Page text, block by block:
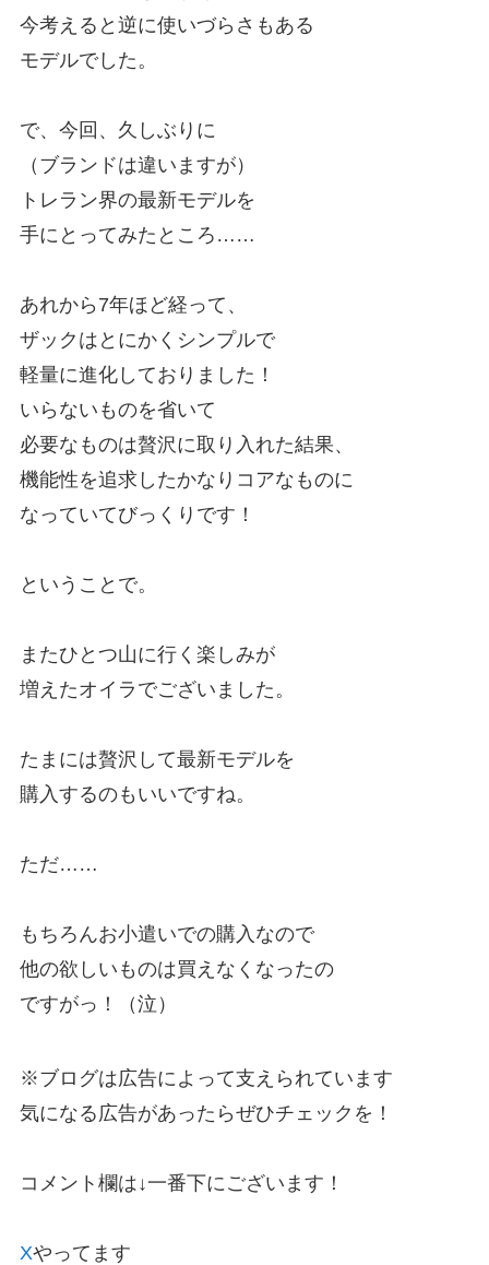
今考えると逆に使いづらさもある
モデルでした。
で、今回、久しぶりに
（ブランドは違いますが）
トレラン界の最新モデルを
手にとってみたところ……
あれから7年ほど経って、
ザックはとにかくシンプルで
軽量に進化しておりました！
いらないものを省いて
必要なものは贅沢に取り入れた結果、
機能性を追求したかなりコアなものに
なっていてびっくりです！
ということで。
またひとつ山に行く楽しみが
増えたオイラでございました。
たまには贅沢して最新モデルを
購入するのもいいですね。
ただ……
もちろんお小遣いでの購入なので
他の欲しいものは買えなくなったの
ですがっ！（泣）
※ブログは広告によって支えられています
気になる広告があったらぜひチェックを！
コメント欄は↓一番下にございます！
Xやってます